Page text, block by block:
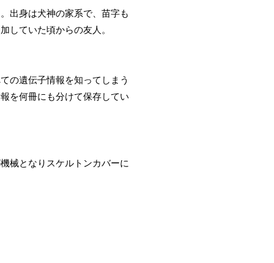
出身は犬神の家系で、苗字も
していた頃からの友人。
の遺伝子情報を知ってしまう
を何冊にも分けて保存してい
械となりスケルトンカバーに